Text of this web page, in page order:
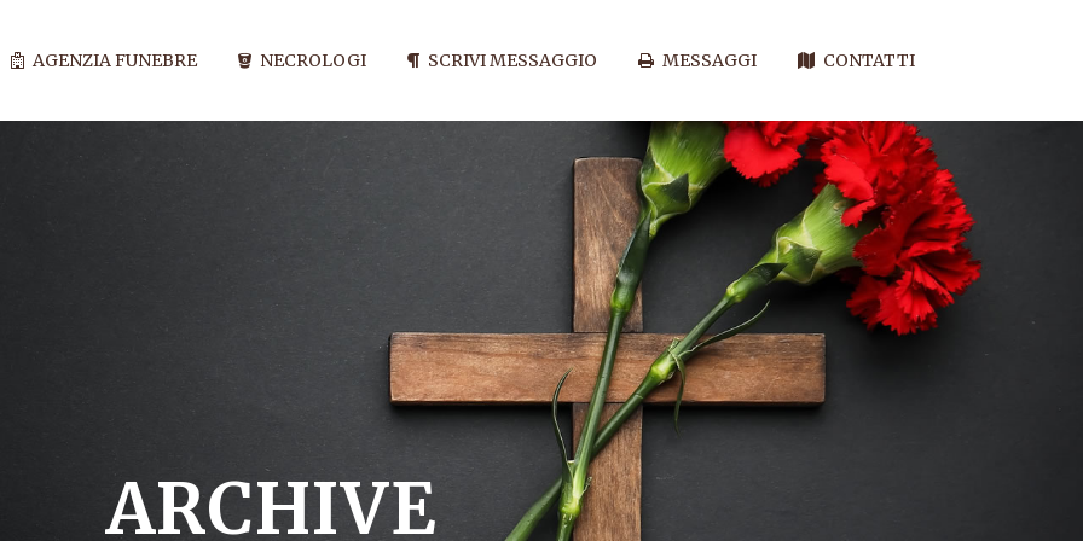
AGENZIA FUNEBRE NECROLOGI SCRIVI MESSAGGIO MESSAGGI CONTATTI
ARCHIVE